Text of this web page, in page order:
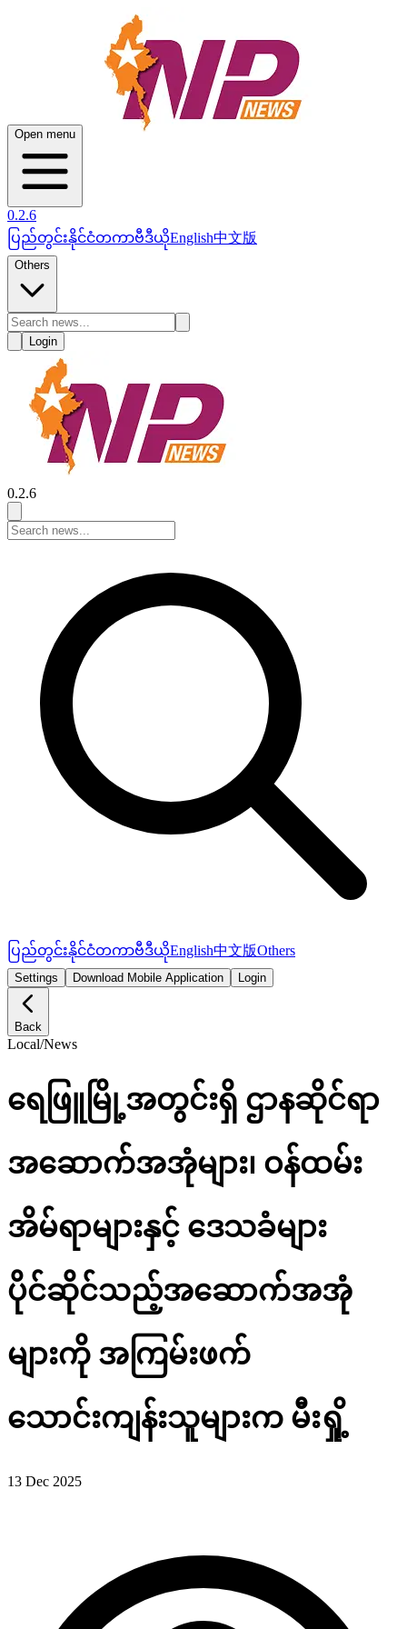
Open menu
0.2.6
ပြည်တွင်းနိုင်ငံတကာဗီဒီယိုEnglish中文版
Others
Login
0.2.6
ပြည်တွင်းနိုင်ငံတကာဗီဒီယိုEnglish中文版Others
Settings Download Mobile Application Login
Back
Local/News
ရေဖြူမြို့အတွင်းရှိ ဌာနဆိုင်ရာ
အဆောက်အအုံများ၊ ဝန်ထမ်း
အိမ်ရာများနှင့် ဒေသခံများ
ပိုင်ဆိုင်သည့်အဆောက်အအုံ
များကို အကြမ်းဖက်
သောင်းကျန်းသူများက မီးရှို့
13 Dec 2025